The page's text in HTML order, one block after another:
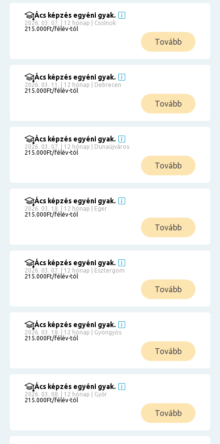
Ács képzés egyéni gyak.
2026. 03. 07. | 12 hónap | Csolnok
215.000Ft/félév-tól
Tovább
Ács képzés egyéni gyak.
2026. 03. 11. | 12 hónap | Debrecen
215.000Ft/félév-tól
Tovább
Ács képzés egyéni gyak.
2026. 03. 07. | 12 hónap | Dunaújváros
215.000Ft/félév-tól
Tovább
Ács képzés egyéni gyak.
2026. 03. 18. | 12 hónap | Eger
215.000Ft/félév-tól
Tovább
Ács képzés egyéni gyak.
2026. 03. 07. | 12 hónap | Esztergom
215.000Ft/félév-tól
Tovább
Ács képzés egyéni gyak.
2026. 03. 18. | 12 hónap | Gyöngyös
215.000Ft/félév-tól
Tovább
Ács képzés egyéni gyak.
2026. 03. 08. | 12 hónap | Győr
215.000Ft/félév-tól
Tovább